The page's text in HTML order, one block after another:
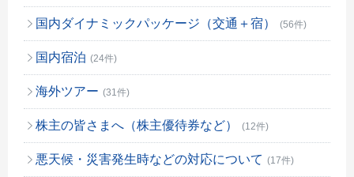
国内ダイナミックパッケージ（交通＋宿） (56件)
国内宿泊 (24件)
海外ツアー (31件)
株主の皆さまへ（株主優待券など） (12件)
悪天候・災害発生時などの対応について (17件)